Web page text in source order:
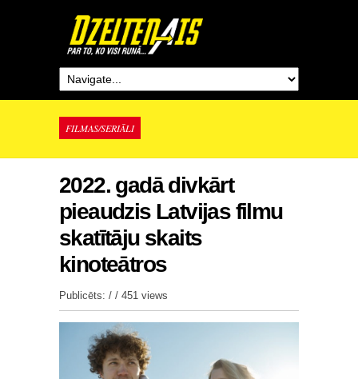
FILMAS/SERIĀLI
2022. gadā divkārt
pieaudzis Latvijas filmu
skatītāju skaits
kinoteātros
Publicēts: / / 451 views